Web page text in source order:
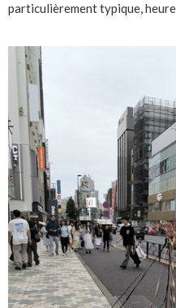
particulièrement typique,